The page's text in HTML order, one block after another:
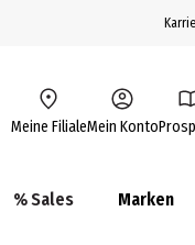
Meine FilialeMein Konto
% Sales Marken